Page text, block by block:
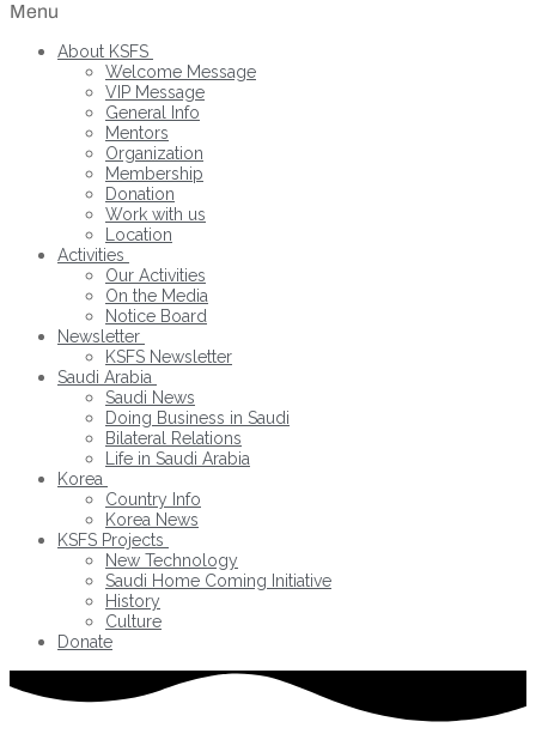
Menu
About KSFS
Welcome Message
VIP Message
General Info
Mentors
Organization
Membership
Donation
Work with us
Location
Activities
Our Activities
On the Media
Notice Board
Newsletter
KSFS Newsletter
Saudi Arabia
Saudi News
Doing Business in Saudi
Bilateral Relations
Life in Saudi Arabia
Korea
Country Info
Korea News
KSFS Projects
New Technology
Saudi Home Coming Initiative
History
Culture
Donate